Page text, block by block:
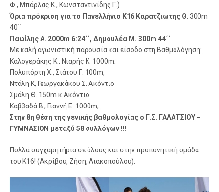
Φ., Μπάρλας Κ., Κωνσταντινίδης Γ.)
Όρια πρόκριση για το Πανελλήνιο Κ16 Καρατζιωτης Θ . 300m
40΄΄
Παφίλης Α. 2000m 6:24΄΄, Δημουλέα Μ. 300m 44΄΄
Με καλή αγωνιστική παρουσία και είσοδο στη Βαθμολόγηση:
Καλογεράκης Κ., Νιαρής Κ. 1000m,
Πολυπόρτη Χ., Σιάτου Γ. 100m,
Ντάλη Κ, Γεωργακάκου Σ. Ακόντιο
Σμάλη Θ. 150m κ Ακόντιο
Καββαδά Β., Γιαννή Ε. 1000m,
Στην 8η θέση της γενικής βαθμολογίας ο Γ.Σ. ΓΑΛΑΤΣΙΟΥ –
ΓΥΜΝΑΣΙΟΝ μεταξύ 58 συλλόγων !!!
Πολλά συγχαρητήρια σε όλους και στην προπονητική ομάδα
του Κ16! (Ακρίβου, Ζήση, Λιακοπούλου).